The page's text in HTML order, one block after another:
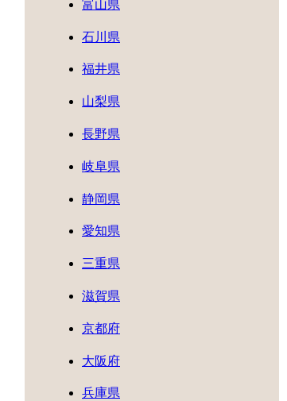
富山県
石川県
福井県
山梨県
長野県
岐阜県
静岡県
愛知県
三重県
滋賀県
京都府
大阪府
兵庫県